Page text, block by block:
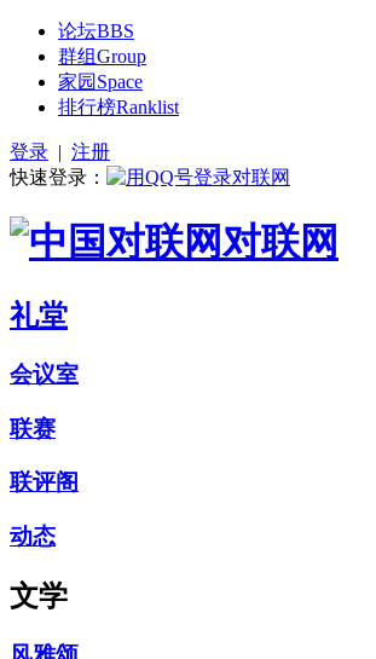
论坛BBS
群组Group
家园 Space
排行榜Ranklist
登录 | 注册
快速登录：
对联网
礼堂
会议室
联赛
联评阁
动态
文学